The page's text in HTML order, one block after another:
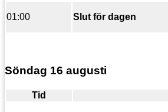
01:00 Slut för dagen
Söndag 16 augusti
Tid